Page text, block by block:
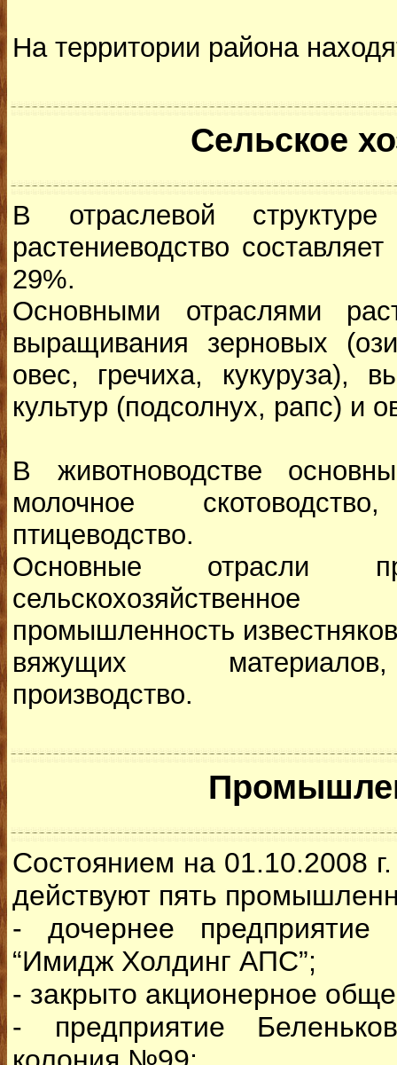
На территории района
Сельское
В отраслевой структуре
растениеводство
29%.
Основными отраслями
выращивания зерновых
овес, гречиха, кукуруза),
культур (подсолнух, рапс) и
В животноводстве
молочное
птицеводство.
Основные отрасли
промышленность
вяжущих
производство.
Состоянием на 01.10.2008
действуют пять
- дочернее
“Имидж Холдинг АПС”;
- закрыто акционерное
- предприятие